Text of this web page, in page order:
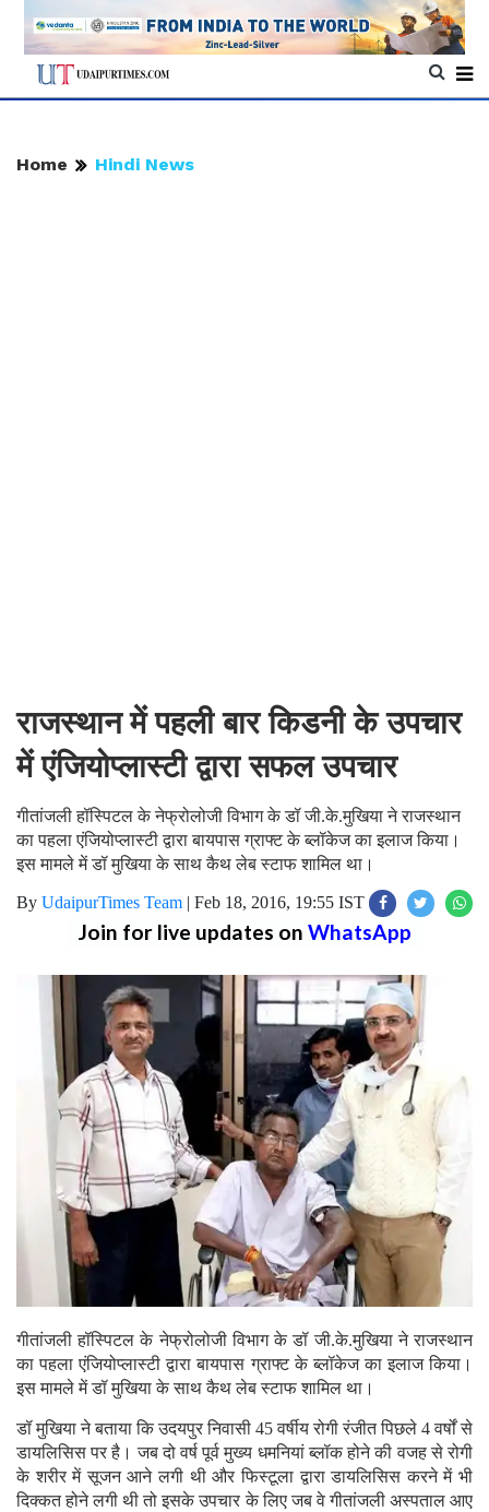
Home Hindi News
राजस्थान में पहली बार किडनी के उपचार
में एंजियोप्लास्टी द्वारा सफल उपचार
गीतांजली हॉस्पिटल के नेफ्रोलोजी विभाग के डॉ जी.के.मुखिया ने राजस्थान
का पहला एंजियोप्लास्टी द्वारा बायपास ग्राफ्ट के ब्लॉकेज का इलाज किया।
इस मामले में डॉ मुखिया के साथ कैथ लेब स्टाफ शामिल था।
By UdaipurTimes Team | Feb 18, 2016, 19:55 IST
Join for live updates on WhatsApp
गीतांजली हॉस्पिटल के नेफ्रोलोजी विभाग के डॉ जी.के.मुखिया ने राजस्थान
का पहला एंजियोप्लास्टी द्वारा बायपास ग्राफ्ट के ब्लॉकेज का इलाज किया।
इस मामले में डॉ मुखिया के साथ कैथ लेब स्टाफ शामिल था।
डॉ मुखिया ने बताया कि उदयपुर निवासी 45 वर्षीय रोगी रंजीत पिछले 4 वर्षों से
डायलिसिस पर है। जब दो वर्ष पूर्व मुख्य धमनियां ब्लॉक होने की वजह से रोगी
के शरीर में सूजन आने लगी थी और फिस्टूला द्वारा डायलिसिस करने में भी
दिक्कत होने लगी थी तो इसके उपचार के लिए जब वे गीतांजली अस्पताल आए